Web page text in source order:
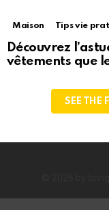
Maison Tips vie
Découvrez
vêtements que
SEE THE